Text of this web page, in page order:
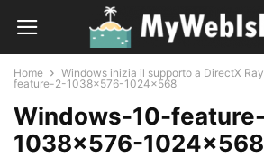
Home Windows inizia il supporto a DirectX
feature-2-1038x576-1024x568
Windows-10-
1038×576-1024×568